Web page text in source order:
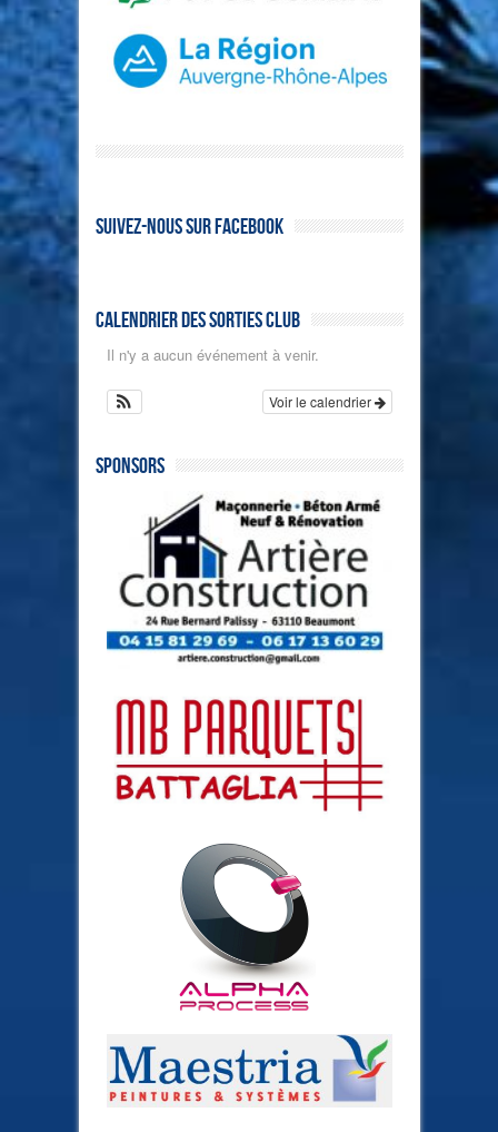
Suivez-nous sur Facebook
Calendrier des sorties club
Il n'y a aucun événement à venir.
Voir le calendrier
Sponsors